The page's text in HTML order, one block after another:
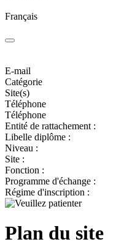
Français
E-mail
Catégorie
Site(s)
Téléphone
Téléphone
Entité de rattachement :
Libelle diplôme :
Niveau :
Site :
Fonction :
Programme d'échange :
Régime d'inscription :
Plan du site